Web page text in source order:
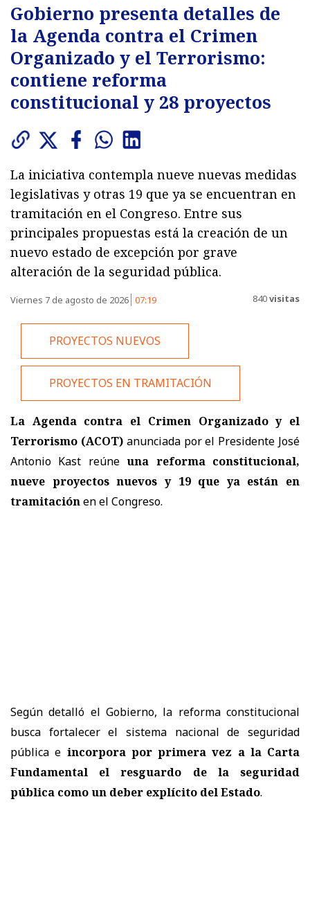
Gobierno presenta detalles de
la Agenda contra el Crimen
Organizado y el Terrorismo:
contiene reforma
constitucional y 28 proyectos
La iniciativa contempla nueve nuevas medidas
legislativas y otras 19 que ya se encuentran en
tramitación en el Congreso. Entre sus
principales propuestas está la creación de un
nuevo estado de excepción por grave
alteración de la seguridad pública.
Viernes 7 de agosto de 2026 07:19 840visitas
PROYECTOS NUEVOS
PROYECTOS EN TRAMITACIÓN
La Agenda contra el Crimen Organizado y el
Terrorismo (ACOT)anunciada por el Presidente José
Antonio Kast reúneuna reforma constitucional,
nueve proyectos nuevos y 19 que ya están en
tramitaciónen el Congreso.
Según detalló el Gobierno, la reforma constitucional
busca fortalecer el sistema nacional de seguridad
pública e incorpora por primera vez a la Carta
Fundamental el resguardo de la seguridad
pública como un deber explícito del Estado.